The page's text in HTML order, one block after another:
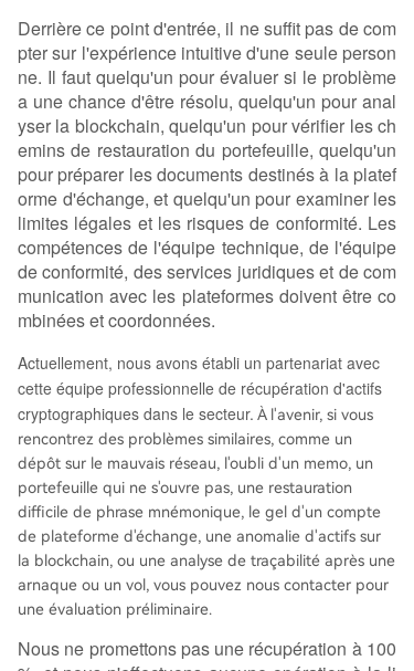
Derrière ce point d'entrée, il ne suffit pas de com
pter sur l'expérience intuitive d'une seule person
ne. Il faut quelqu'un pour évaluer si le problème
a une chance d'être résolu, quelqu'un pour anal
yser la blockchain, quelqu'un pour vérifier les ch
emins de restauration du portefeuille, quelqu'un
pour préparer les documents destinés à la platef
orme d'échange, et quelqu'un pour examiner les
limites légales et les risques de conformité. Les
compétences de l'équipe technique, de l'équipe
de conformité, des services juridiques et de com
munication avec les plateformes doivent être co
mbinées et coordonnées.
Actuellement, nous avons établi un partenariat avec
cette équipe professionnelle de récupération d'actifs
cryptographiques dans le secteur. À l'avenir, si vous
rencontrez des problèmes similaires, comme un
dépôt sur le mauvais réseau, l'oubli d'un memo, un
portefeuille qui ne s'ouvre pas, une restauration
difficile de phrase mnémonique, le gel d'un compte
de plateforme d'échange, une anomalie d'actifs sur
la blockchain, ou une analyse de traçabilité après une
arnaque ou un vol, vous pouvez nous contacter pour
une évaluation préliminaire.
Nous ne promettons pas une récupération à 100